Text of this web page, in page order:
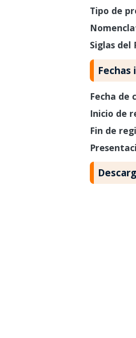
Tipo de
Siglas del
Fecha de
Inicio de
Fin de